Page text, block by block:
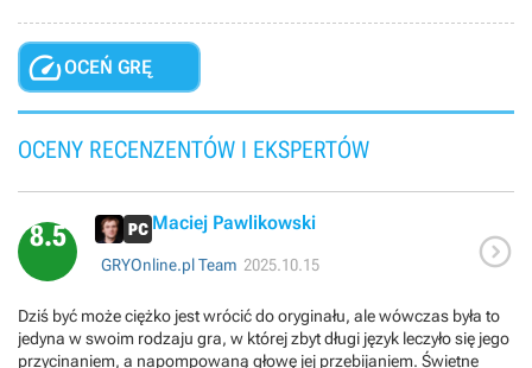
OCEŃ GRĘ
OCENY RECENZENTÓW I EKSPERTÓW
8.5 Maciej Pawlikowski
GRYOnline.pl Team 2025.10.15 
Dziś być może ciężko jest wrócić do oryginału, ale wówczas była to
jedyna w swoim rodzaju gra, w której zbyt długi język leczyło się jego
przycinaniem, a napompowaną głowę jej przebijaniem. Świetne